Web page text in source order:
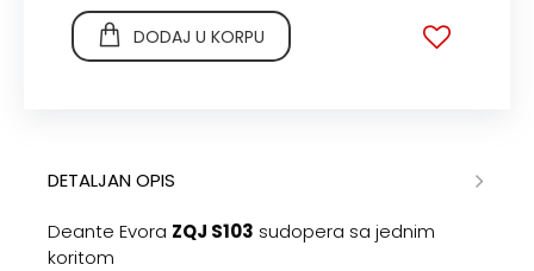
DODAJ U KORPU
DETALJAN OPIS
Deante Evora ZQJ S103 sudopera sa jednim
koritom